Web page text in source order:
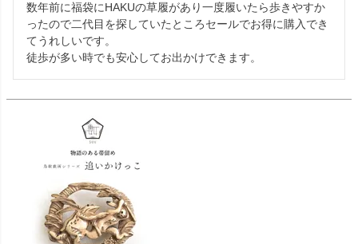
数年前に福袋にHAKUの草履があり一度履いたら歩きやすか
ったので二代目を探していたところセールでお得に購入でき
てうれしいです。
徒歩が多い時でも安心してお出かけできます。